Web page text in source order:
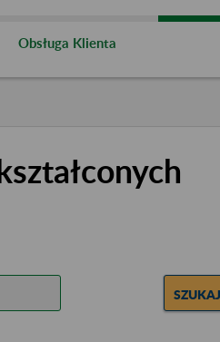
Obsługa Klienta
SZUKAJ